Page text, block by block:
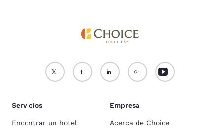
Servicios
Encontrar un hotel
Empresa
Acerca de Choice